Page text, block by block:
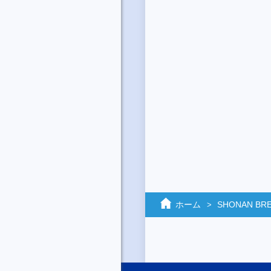
ホーム SHONAN